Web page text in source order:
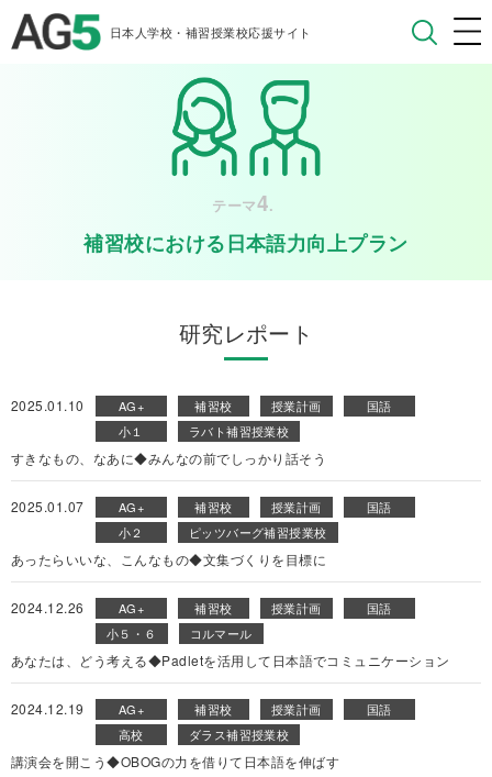
日本人学校・補習授業校応援サイト
テーマ4.
補習校における日本語力向上プラン
研究レポート
2025.01.10 AG+ 補習校 授業計画
国語
小１
ラバト補習授業校
すきなもの、なあに◆みんなの前でしっかり話そう
2025.01.07 AG+ 補習校 授業計画
国語
小２
ピッツバーグ補習授業校
あったらいいな、こんなもの◆文集づくりを目標に
2024.12.26 AG+ 補習校 授業計画
国語
小５・６
コルマール
あなたは、どう考える◆Padletを活用して日本語でコミュニケーション
2024.12.19 AG+ 補習校 授業計画
国語
高校
ダラス補習授業校
講演会を開こう◆OBOGの力を借りて日本語を伸ばす